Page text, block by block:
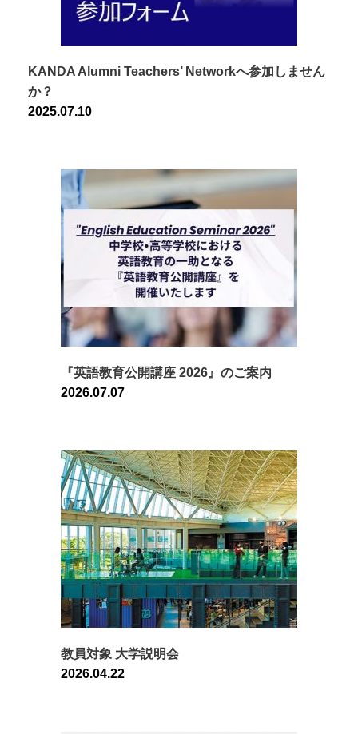
KANDA Alumni Teachers’ Networkへ参加しません
か？
2025.07.10
『英語教育公開講座 2026』のご案内
2026.07.07
教員対象 大学説明会
2026.04.22